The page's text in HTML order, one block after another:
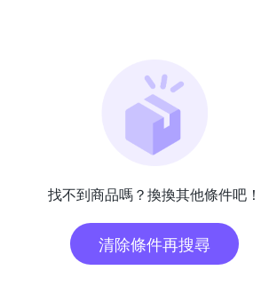
找不到商品嗎？換換其他條件吧！
清除條件再搜尋